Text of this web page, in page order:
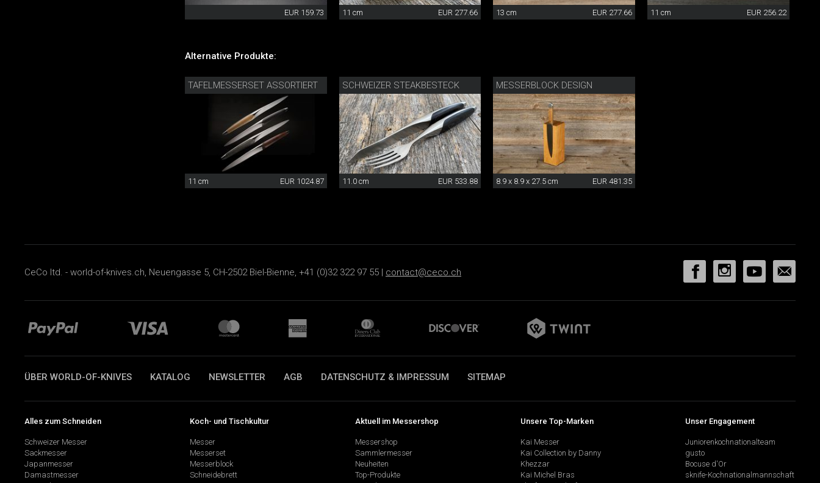
EUR 159.73 11 cm EUR 277.66 13 cm EUR 277.66 11 cm EUR 256.22
Alternative Produkte:
TAFELMESSERSET ASSORTIERT
11 cm EUR 1024.87
SCHWEIZER STEAKBESTECK
11.0 cm EUR 533.88
MESSERBLOCK DESIGN
8.9 x 8.9 x 27.5 cm EUR 481.35
CeCo ltd. - world-of-knives.ch, Neuengasse 5, CH-2502 Biel-Bienne, +41 (0)32 322 97 55 | contact@ceco.ch
ÜBER WORLD-OF-KNIVES KATALOG NEWSLETTER AGB DATENSCHUTZ & IMPRESSUM SITEMAP
Alles zum Schneiden
Schweizer Messer
Sackmesser
Japanmesser
Damastmesser
Koch- und Tischkultur
Messer
Messerset
Messerblock
Schneidebrett
Aktuell im Messershop
Messershop
Sammlermesser
Neuheiten
Top-Produkte
Unsere Top-Marken
Kai Messer
Kai Collection by Danny
Khezzar
Kai Michel Bras
Unser Engagement
Juniorenkochnationalteam
gusto
Bocuse d'Or
sknife-Kochnationalmannschaft